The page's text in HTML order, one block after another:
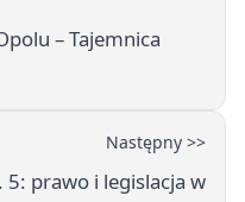
– Tajemnica
Następny >>
prawo i legislacja w